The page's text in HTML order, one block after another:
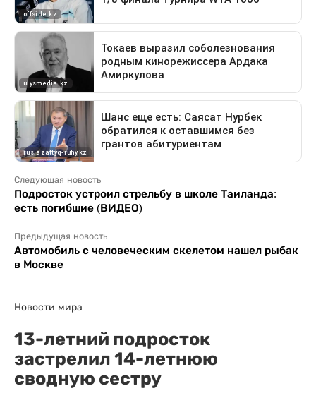
Следующая новость
Подросток устроил стрельбу в школе Таиланда:
есть погибшие (ВИДЕО)
Предыдущая новость
Автомобиль с человеческим скелетом нашел рыбак
в Москве
Новости мира
13-летний подросток
застрелил 14-летнюю
сводную сестру